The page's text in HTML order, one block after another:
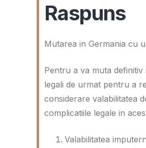
Raspuns
Mutarea in Germania cu
Pentru a va muta
legali de urmat pentru a
considerare valabilitatea
complicatiile legale in
Valabilitatea